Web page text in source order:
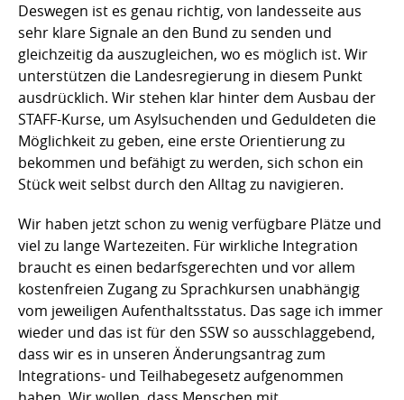
Deswegen ist es genau richtig, von landesseite aus
sehr klare Signale an den Bund zu senden und
gleichzeitig da auszugleichen, wo es möglich ist. Wir
unterstützen die Landesregierung in diesem Punkt
ausdrücklich. Wir stehen klar hinter dem Ausbau der
STAFF-Kurse, um Asylsuchenden und Geduldeten die
Möglichkeit zu geben, eine erste Orientierung zu
bekommen und befähigt zu werden, sich schon ein
Stück weit selbst durch den Alltag zu navigieren.
Wir haben jetzt schon zu wenig verfügbare Plätze und
viel zu lange Wartezeiten. Für wirkliche Integration
braucht es einen bedarfsgerechten und vor allem
kostenfreien Zugang zu Sprachkursen unabhängig
vom jeweiligen Aufenthaltsstatus. Das sage ich immer
wieder und das ist für den SSW so ausschlaggebend,
dass wir es in unseren Änderungsantrag zum
Integrations- und Teilhabegesetz aufgenommen